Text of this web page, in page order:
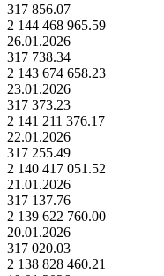
317 856.07
2 144 468 965.59
26.01.2026
317 738.34
2 143 674 658.23
23.01.2026
317 373.23
2 141 211 376.17
22.01.2026
317 255.49
2 140 417 051.52
21.01.2026
317 137.76
2 139 622 760.00
20.01.2026
317 020.03
2 138 828 460.21